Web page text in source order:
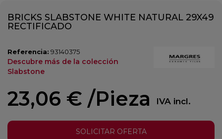
BRICKS SLABSTONE WHITE NATURAL 29X49
RECTIFICADO
Referencia: 93140375
Descubre más de la colección
Slabstone
23,06 € /Pieza IVA incl.
SOLICITAR OFERTA